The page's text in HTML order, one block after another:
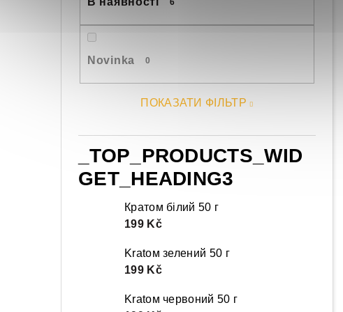
6
Novinka 0
ПОКАЗАТИ ФІЛЬТР
_TOP_PRODUCTS_WID
GET_HEADING3
Кратом білий 50 г
199 Kč
Kratом зелений 50 г
199 Kč
Kratом червоний 50 г